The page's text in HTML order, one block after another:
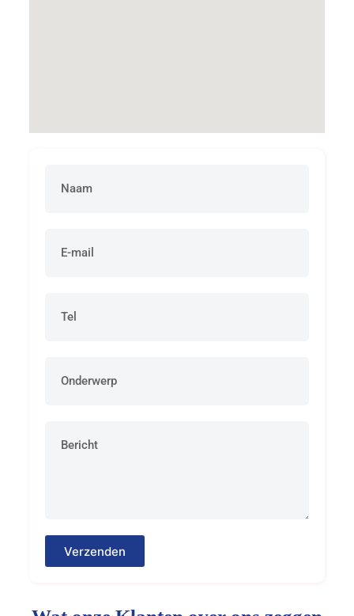
Verzenden